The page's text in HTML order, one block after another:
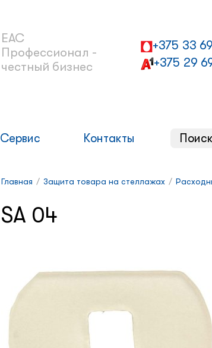
ЕАС
Профессионал -
честный бизнес
+375 33
+375 29
Сервис Контакты
Главная / Защита товара на стеллажах /
SA 04